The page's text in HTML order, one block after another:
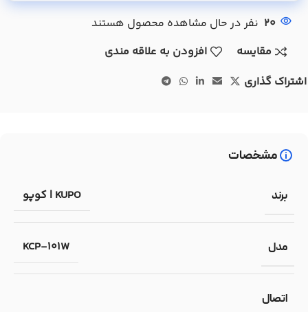
20 نفر در حال مشاهده محصول هستند
مقایسه
افزودن به علاقه مندی
اشتراک گذاری
مشخصات
برند KUPO | کوپو
مدل KCP-101W
اتصال